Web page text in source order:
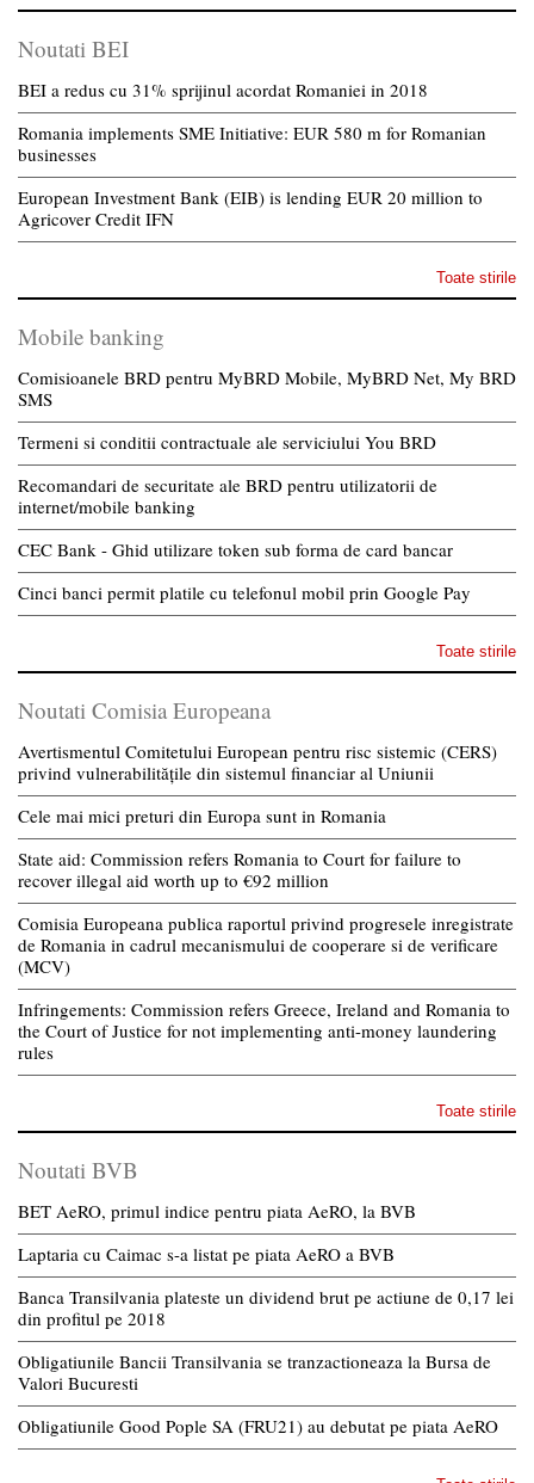
Noutati BEI
BEI a redus cu 31% sprijinul acordat Romaniei in 2018
Romania implements SME Initiative: EUR 580 m for Romanian
businesses
European Investment Bank (EIB) is lending EUR 20 million to
Agricover Credit IFN
Toate stirile
Mobile banking
Comisioanele BRD pentru MyBRD Mobile, MyBRD Net, My BRD
SMS
Termeni si conditii contractuale ale serviciului You BRD
Recomandari de securitate ale BRD pentru utilizatorii de
internet/mobile banking
CEC Bank - Ghid utilizare token sub forma de card bancar
Cinci banci permit platile cu telefonul mobil prin Google Pay
Toate stirile
Noutati Comisia Europeana
Avertismentul Comitetului European pentru risc sistemic (CERS)
privind vulnerabilitățile din sistemul financiar al Uniunii
Cele mai mici preturi din Europa sunt in Romania
State aid: Commission refers Romania to Court for failure to
recover illegal aid worth up to €92 million
Comisia Europeana publica raportul privind progresele inregistrate
de Romania in cadrul mecanismului de cooperare si de verificare
(MCV)
Infringements: Commission refers Greece, Ireland and Romania to
the Court of Justice for not implementing anti-money laundering
rules
Toate stirile
Noutati BVB
BET AeRO, primul indice pentru piata AeRO, la BVB
Laptaria cu Caimac s-a listat pe piata AeRO a BVB
Banca Transilvania plateste un dividend brut pe actiune de 0,17 lei
din profitul pe 2018
Obligatiunile Bancii Transilvania se tranzactioneaza la Bursa de
Valori Bucuresti
Obligatiunile Good Pople SA (FRU21) au debutat pe piata AeRO